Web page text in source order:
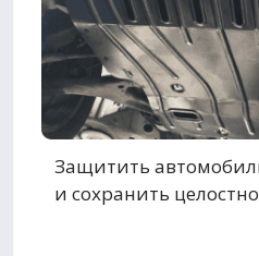
Защитить
и сохранить